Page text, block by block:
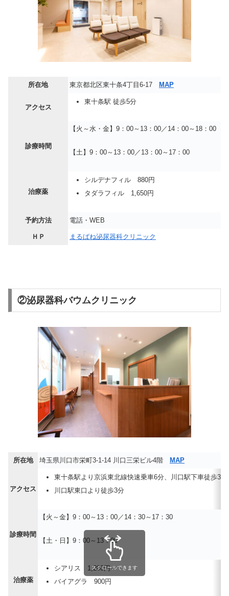
所在地 東京都北区東十条4丁目6-17 MAP
アクセス
東十条駅 徒歩5分
診療時間
【火～水・金】9：00～13：00／14：00～18：00
【土】9：00～13：00／13：00～17：00
治療薬
シルデナフィル 880円
タダラフィル 1,650円
予約方法 電話・WEB
ＨＰ まるばね泌尿器科クリニック
②泌尿器科バウムクリニック
所在地 埼玉県川口市栄町3-1-14 川口三栄ビル4階 MAP
アクセス
東十条駅より京浜東北線快速乗車6分、川口駅下車徒歩3分
川口駅東口より徒歩3分
診療時間
【火～金】9：00～13：00／14：30～17：30
【土・日】9：00～13：00
治療薬
シアリス 1,200円～
バイアグラ 900円
スクロールできます